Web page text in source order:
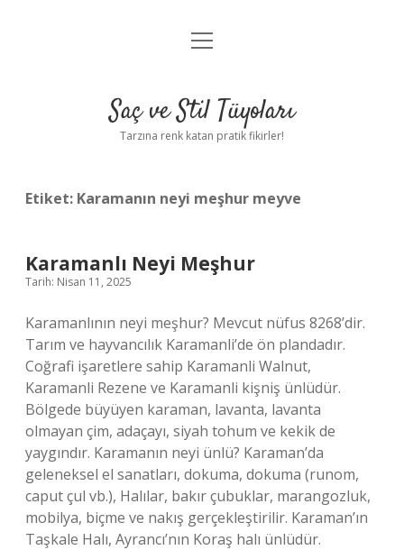
Anasayfa
Yasal Uyarı
menüyü
Saç ve Stil Tüyoları
Tarzına renk katan pratik fikirler!
Etiket: Karamanın neyi meşhur meyve
Karamanlı Neyi Meşhur
Tarih: Nisan 11, 2025
Karamanlının neyi meşhur? Mevcut nüfus 8268’dir.
Tarım ve hayvancılık Karamanli’de ön plandadır.
Coğrafi işaretlere sahip Karamanli Walnut,
Karamanli Rezene ve Karamanli kişniş ünlüdür.
Bölgede büyüyen karaman, lavanta, lavanta
olmayan çim, adaçayı, siyah tohum ve kekik de
yaygındır. Karamanın neyi ünlü? Karaman’da
geleneksel el sanatları, dokuma, dokuma (runom,
caput çul vb.), Halılar, bakır çubuklar, marangozluk,
mobilya, biçme ve nakış gerçekleştirilir. Karaman’ın
Taşkale Halı, Ayrancı’nın Koraş halı ünlüdür.